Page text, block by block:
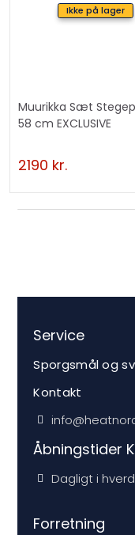
Ikke på lager
Muurikka Sæt
58 cm EXCLUSIVE
2190 kr.
Service
Sporgsmål og
Kontakt
Åbningstider
Dagligt i
Forretning